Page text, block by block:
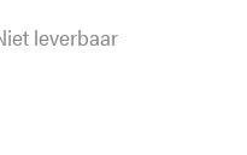
leverbaar